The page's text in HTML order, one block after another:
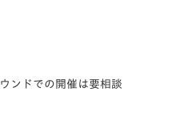
ンドでの開催は要相談